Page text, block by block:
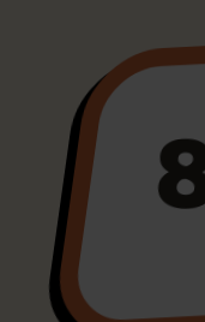
une POUTZ sur la
des meilleures